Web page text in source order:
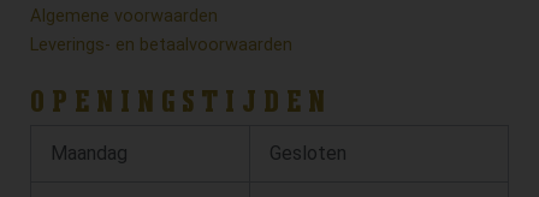
Algemene voorwaarden
Leverings- en betaalvoorwaarden
OPENINGSTIJDEN
Maandag Gesloten